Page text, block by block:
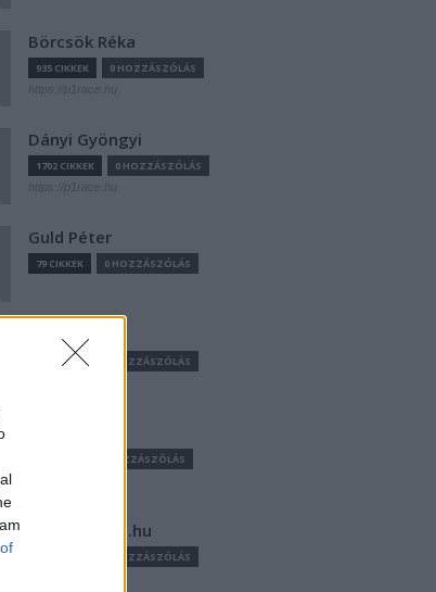
Börcsök Réka
935 CIKKEK 0 HOZZÁSZÓLÁS
https://p1race.hu
Dányi Gyöngyi
1702 CIKKEK 0 HOZZÁSZÓLÁS
https://p1race.hu
Guld Péter
79 CIKKEK 0 HOZZÁSZÓLÁS
Hauk Zoltán
24 CIKKEK 0 HOZZÁSZÓLÁS
0 HOZZÁSZÓLÁS
Hírek P1race.hu
0 HOZZÁSZÓLÁS